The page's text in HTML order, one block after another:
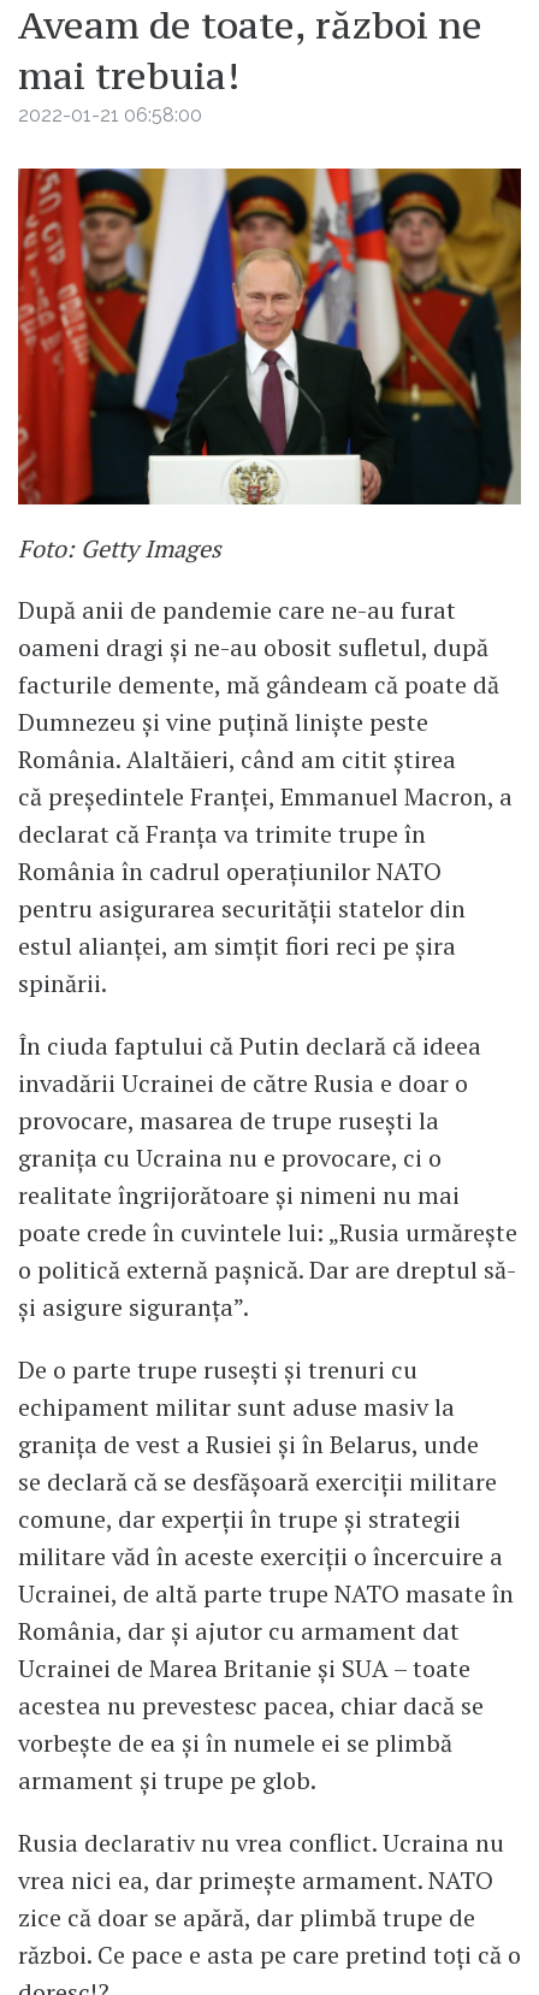
Aveam de toate, război ne
mai trebuia!
2022-01-21 06:58:00
Foto: Getty Images
După anii de pandemie care ne-au furat
oameni dragi și ne-au obosit sufletul, după
facturile demente, mă gândeam că poate dă
Dumnezeu și vine puțină liniște peste
România. Alaltăieri, când am citit știrea
că președintele Franței, Emmanuel Macron, a
declarat că Franța va trimite trupe în
România în cadrul operațiunilor NATO
pentru asigurarea securității statelor din
estul alianței, am simțit fiori reci pe șira
spinării.
În ciuda faptului că Putin declară că ideea
invadării Ucrainei de către Rusia e doar o
provocare, masarea de trupe rusești la
granița cu Ucraina nu e provocare, ci o
realitate îngrijorătoare și nimeni nu mai
poate crede în cuvintele lui: „Rusia urmărește
o politică externă pașnică. Dar are dreptul să-
și asigure siguranța”.
De o parte trupe rusești și trenuri cu
echipament militar sunt aduse masiv la
granița de vest a Rusiei și în Belarus, unde
se declară că se desfășoară exerciții militare
comune, dar experții în trupe și strategii
militare văd în aceste exerciții o încercuire a
Ucrainei, de altă parte trupe NATO masate în
România, dar și ajutor cu armament dat
Ucrainei de Marea Britanie și SUA – toate
acestea nu prevestesc pacea, chiar dacă se
vorbește de ea și în numele ei se plimbă
armament și trupe pe glob.
Rusia declarativ nu vrea conflict. Ucraina nu
vrea nici ea, dar primește armament. NATO
zice că doar se apără, dar plimbă trupe de
război. Ce pace e asta pe care pretind toți că o